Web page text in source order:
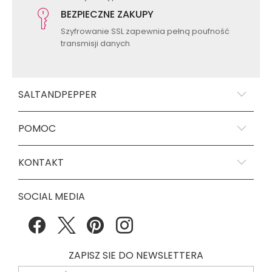
BEZPIECZNE ZAKUPY
Szyfrowanie SSL zapewnia pełną poufność
transmisji danych
SALTANDPEPPER
POMOC
KONTAKT
SOCIAL MEDIA
ZAPISZ SIE DO NEWSLETTERA